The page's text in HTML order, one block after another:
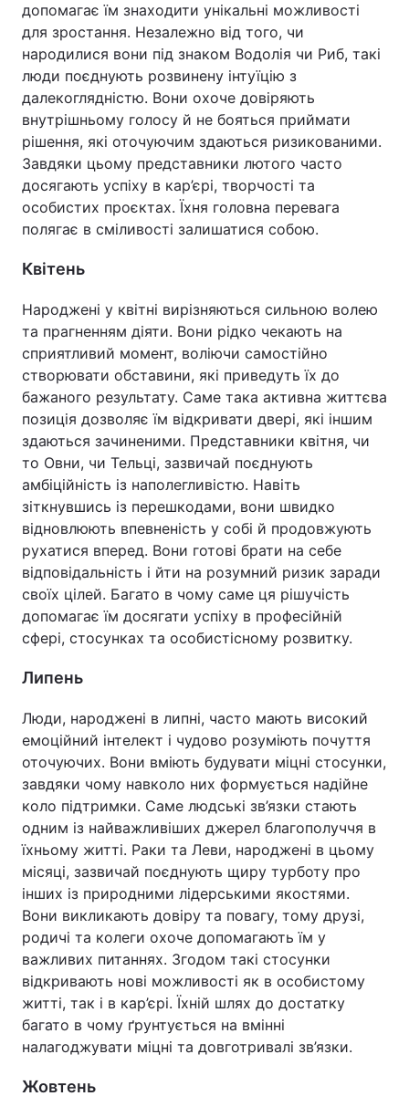
допомагає їм знаходити унікальні можливості
для зростання. Незалежно від того, чи
народилися вони під знаком Водолія чи Риб, такі
люди поєднують розвинену інтуїцію з
далекоглядністю. Вони охоче довіряють
внутрішньому голосу й не бояться приймати
рішення, які оточуючим здаються ризикованими.
Завдяки цьому представники лютого часто
досягають успіху в кар’єрі, творчості та
особистих проєктах. Їхня головна перевага
полягає в сміливості залишатися собою.
Квітень
Народжені у квітні вирізняються сильною волею
та прагненням діяти. Вони рідко чекають на
сприятливий момент, воліючи самостійно
створювати обставини, які приведуть їх до
бажаного результату. Саме така активна життєва
позиція дозволяє їм відкривати двері, які іншим
здаються зачиненими. Представники квітня, чи
то Овни, чи Тельці, зазвичай поєднують
амбіційність із наполегливістю. Навіть
зіткнувшись із перешкодами, вони швидко
відновлюють впевненість у собі й продовжують
рухатися вперед. Вони готові брати на себе
відповідальність і йти на розумний ризик заради
своїх цілей. Багато в чому саме ця рішучість
допомагає їм досягати успіху в професійній
сфері, стосунках та особистісному розвитку.
Липень
Люди, народжені в липні, часто мають високий
емоційний інтелект і чудово розуміють почуття
оточуючих. Вони вміють будувати міцні стосунки,
завдяки чому навколо них формується надійне
коло підтримки. Саме людські зв’язки стають
одним із найважливіших джерел благополуччя в
їхньому житті. Раки та Леви, народжені в цьому
місяці, зазвичай поєднують щиру турботу про
інших із природними лідерськими якостями.
Вони викликають довіру та повагу, тому друзі,
родичі та колеги охоче допомагають їм у
важливих питаннях. Згодом такі стосунки
відкривають нові можливості як в особистому
житті, так і в кар’єрі. Їхній шлях до достатку
багато в чому ґрунтується на вмінні
налагоджувати міцні та довготривалі зв’язки.
Жовтень